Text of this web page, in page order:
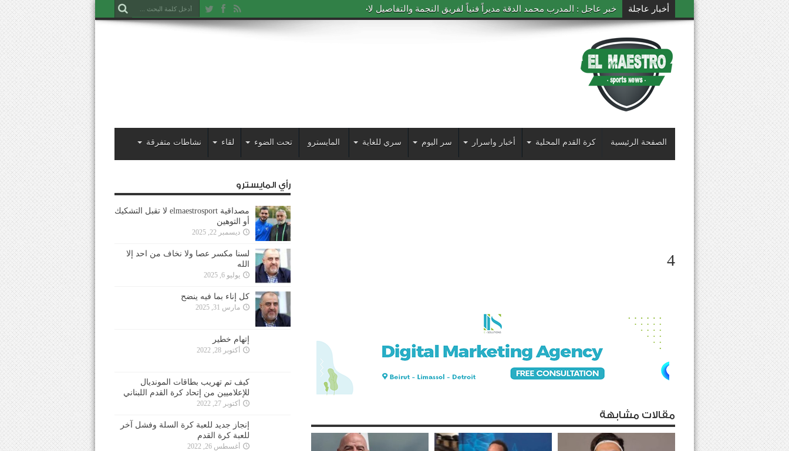
أخبار عاجلة خبر عاجل : المدرب محمد الدقة مديراً فنياً لفريق النجمة والتفاصيل لاحقاً
الصفحة الرئيسية كرة القدم المحلية أخبار واسرار سر اليوم سري للغاية المايسترو تحت الضوء لقاء نشاطات متفرقة
4
مقالات مشابهة
رأي المايسترو
مصداقية elmaestrosport لا تقبل التشكيك
أو التوهين
ديسمبر 22, 2025
لسنا مكسر عصا ولا نخاف من احد إلا
الله
يوليو 6, 2025
كل إناء بما فيه ينضح
مارس 31, 2025
إتهام خطير
أكتوبر 28, 2022
كيف تم تهريب بطاقات المونديال
للإعلاميين من إتحاد كرة القدم اللبناني
أكتوبر 27, 2022
إنجاز جديد للعبة كرة السلة وفشل آخر
للعبة كرة القدم
أغسطس 26, 2022